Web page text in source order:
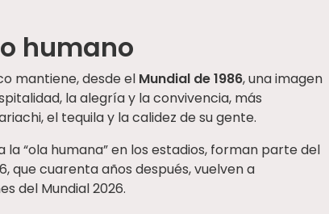
humano
mantiene, desde el Mundial de 1986, una imagen
la alegría y la convivencia, más
el tequila y la calidez de su gente.
la “ola humana” en los estadios, forman parte del
que cuarenta años después, vuelven a
del Mundial 2026.